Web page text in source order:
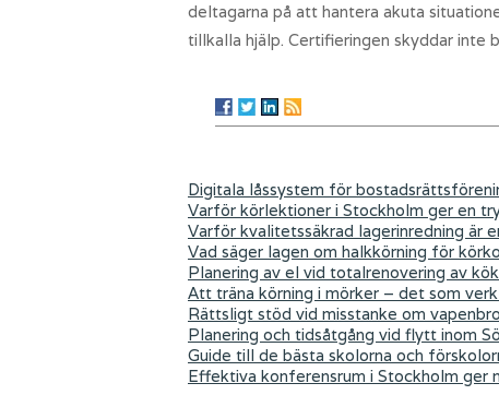
deltagarna på att hantera akuta
tillkalla hjälp. Certifieringen skyddar inte
Digitala låssystem för
Varför körlektioner i Stockholm ger en
Varför kvalitetssäkrad lagerinredning är
Vad säger lagen om halkkörning för
Planering av el vid totalrenovering av
Att träna körning i mörker – det som
Rättsligt stöd vid misstanke om
Planering och tidsåtgång vid flytt inom
Guide till de bästa skolorna och
Effektiva konferensrum i Stockholm ger